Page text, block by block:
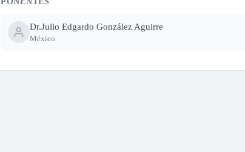
Dr.Julio Edgardo González Aguirre
México